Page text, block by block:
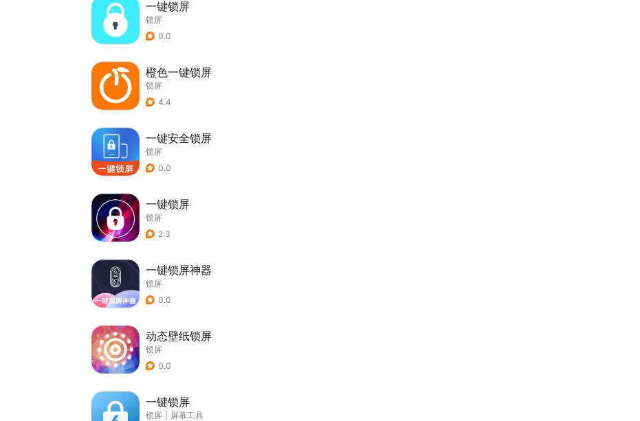
一键锁屏
锁屏
0.0
橙色一键锁屏
锁屏
4.4
一键安全锁屏
锁屏
0.0
一键锁屏
锁屏
2.3
一键锁屏神器
锁屏
0.0
动态壁纸锁屏
锁屏
0.0
一键锁屏
锁屏
屏幕工具